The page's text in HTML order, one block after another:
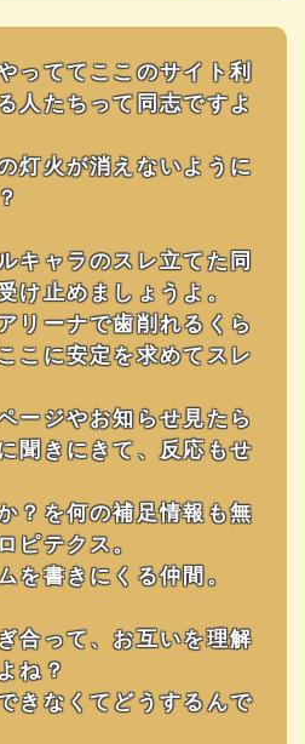
っててここのサイト利
人たちって同志ですよ
灯火が消えないように
キャラのスレ立てた同
け止めましょうよ。
リーナで歯削れるくら
こに安定を求めてスレ
ージやお知らせ見たら
聞きにきて、反応もせ
？を何の補足情報も無
ピテクス。
を書きにくる仲間。
合って、お互いを理解
ね？
きなくてどうするんで